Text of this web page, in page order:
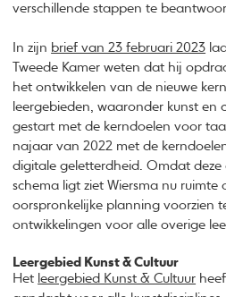
verschillende stappen te
In zijn brief van 23 februari 2023
Tweede Kamer weten dat hij
het ontwikkelen van de nieuwe
leergebieden, waaronder kunst en
gestart met de kerndoelen voor
najaar van 2022 met de
digitale geletterdheid. Omdat
schema ligt ziet Wiersma nu ruimte
oorspronkelijke planning voorzien
ontwikkelingen voor alle overige
Leergebied Kunst & Cultuur
Het leergebied Kunst & Cultuur